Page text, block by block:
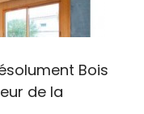
Bois
de la